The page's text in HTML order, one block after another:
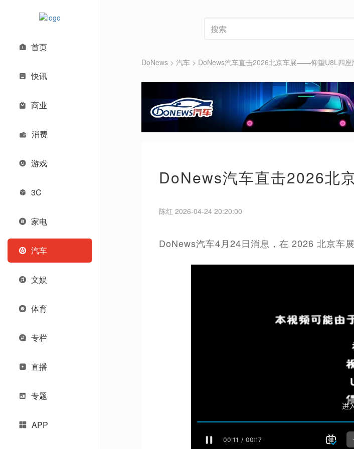
首页
快讯
商业
消费
游戏
3C
家电
汽车
文娱
体育
专栏
直播
专题
APP
DoNews > 汽车 > DoNews汽车直击2026北京车展——仰望U8L四座
DoNews汽车直击2026北
陈红 2026-04-24 20:20:00
DoNews汽车4月24日消息，在 2026 北京车